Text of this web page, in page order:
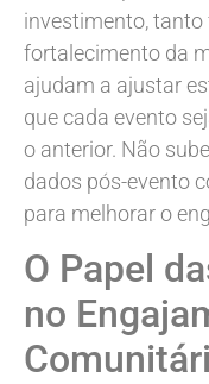
investimento,
fortalecimento da
ajudam a ajustar
que cada evento
o anterior. Não
dados pós-evento
para melhorar o
O Papel
no